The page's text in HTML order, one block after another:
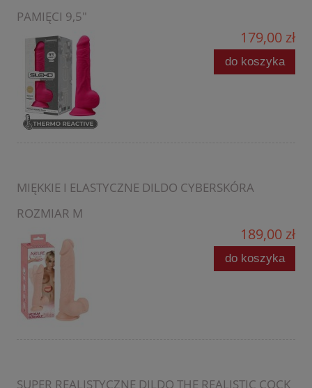
PAMIĘCI 9,5"
179,00 zł
do koszyka
MIĘKKIE I ELASTYCZNE DILDO CYBERSKÓRA
ROZMIAR M
189,00 zł
do koszyka
SUPER REALISTYCZNE DILDO THE REALISTIC COCK